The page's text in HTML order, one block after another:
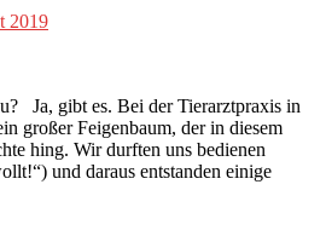
2019
Ja, gibt es. Bei der Tierarztpraxis in
großer Feigenbaum, der in diesem
hing. Wir durften uns bedienen
und daraus entstanden einige